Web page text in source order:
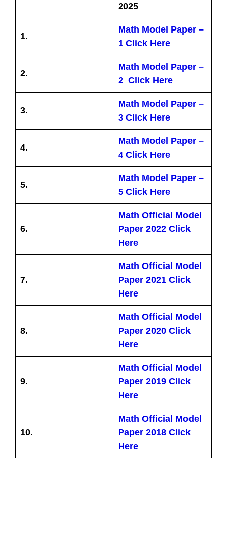
2025
1.
Math Model Paper –
1 Click Here
2.
Math Model Paper –
2 Click Here
3.
Math Model Paper –
3 Click Here
4.
Math Model Paper –
4 Click Here
5.
Math Model Paper –
5 Click Here
6.
Math Official Model
Paper 2022 Click
Here
7.
Math Official Model
Paper 2021 Click
Here
8.
Math Official Model
Paper 2020 Click
Here
9.
Math Official Model
Paper 2019 Click
Here
10.
Math Official Model
Paper 2018 Click
Here